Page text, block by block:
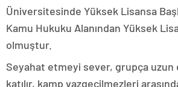
Üniversitesinde Yüksek Lisansa
Kamu Hukuku Alanından Yüksek
olmuştur.
Seyahat etmeyi sever, grupça
katılır, kamp vazgeçilmezleri